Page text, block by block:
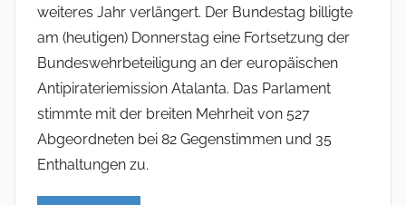
weiteres Jahr verlängert. Der Bundestag billigte
am (heutigen) Donnerstag eine Fortsetzung der
Bundeswehrbeteiligung an der europäischen
Antipirateriemission Atalanta. Das Parlament
stimmte mit der breiten Mehrheit von 527
Abgeordneten bei 82 Gegenstimmen und 35
Enthaltungen zu.